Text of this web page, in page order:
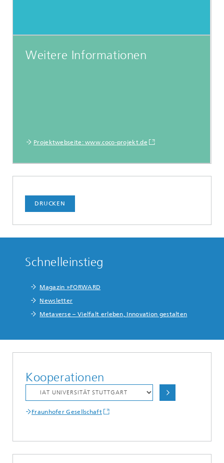
Weitere Informationen
Projektwebseite: www.coco-projekt.de
DRUCKEN
Schnelleinstieg
Magazin »FORWARD
Newsletter
Metaverse – Vielfalt erleben, Innovation gestalten
Kooperationen
Fraunhofer Gesellschaft